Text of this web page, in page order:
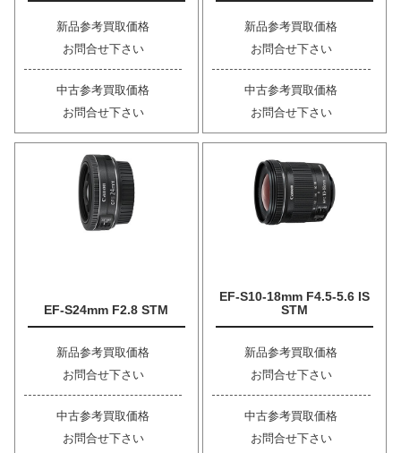
新品参考買取価格
お問合せ下さい
中古参考買取価格
お問合せ下さい
新品参考買取価格
お問合せ下さい
中古参考買取価格
お問合せ下さい
EF-S24mm F2.8 STM
新品参考買取価格
お問合せ下さい
中古参考買取価格
お問合せ下さい
EF-S10-18mm F4.5-5.6 IS
STM
新品参考買取価格
お問合せ下さい
中古参考買取価格
お問合せ下さい